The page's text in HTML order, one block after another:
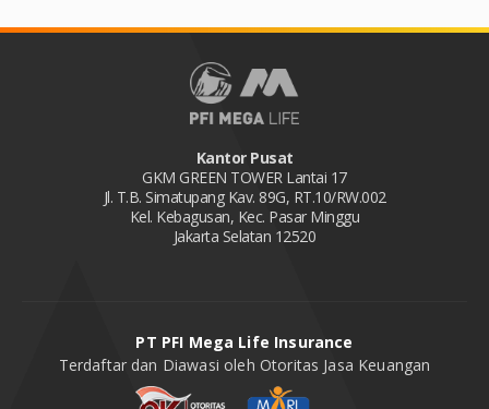
Kantor Pusat
GKM GREEN TOWER Lantai 17
Jl. T.B. Simatupang Kav. 89G, RT.10/RW.002
Kel. Kebagusan, Kec. Pasar Minggu
Jakarta Selatan 12520
PT PFI Mega Life Insurance
Terdaftar dan Diawasi oleh Otoritas Jasa Keuangan